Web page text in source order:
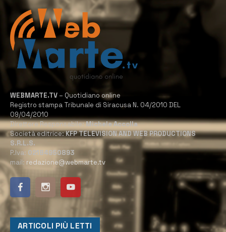
WEBMARTE.TV – Quotidiano online
Registro stampa Tribunale di Siracusa N. 04/2010 DEL
09/04/2010
Direttore Responsabile:Michele Accolla
Società editrice:KFP TELEVISION AND WEB PRODUCTIONS
S.R.L.S.
P.Iva: 02184950893
mail: redazione@webmarte.tv
ARTICOLI PIÙ LETTI